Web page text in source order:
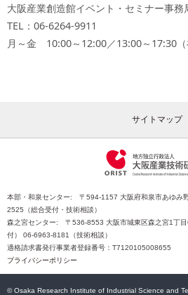
大阪産業創造館イベント・セミナー事務
TEL：06-6264-9911
月～金 10:00～12:00／13:00～17:30（
サイトマップ
本部・和泉センター: 〒594-1157 大阪府和泉市あゆ
2525（総合受付・技術相談）
森之宮センター: 〒536-8553 大阪市城東区森之宮1丁
付） 06-6963-8181（技術相談）
適格請求書発行事業者登録番号：T7120105008655
プライバシーポリシー
© Osaka Research Institute of Industrial Science and